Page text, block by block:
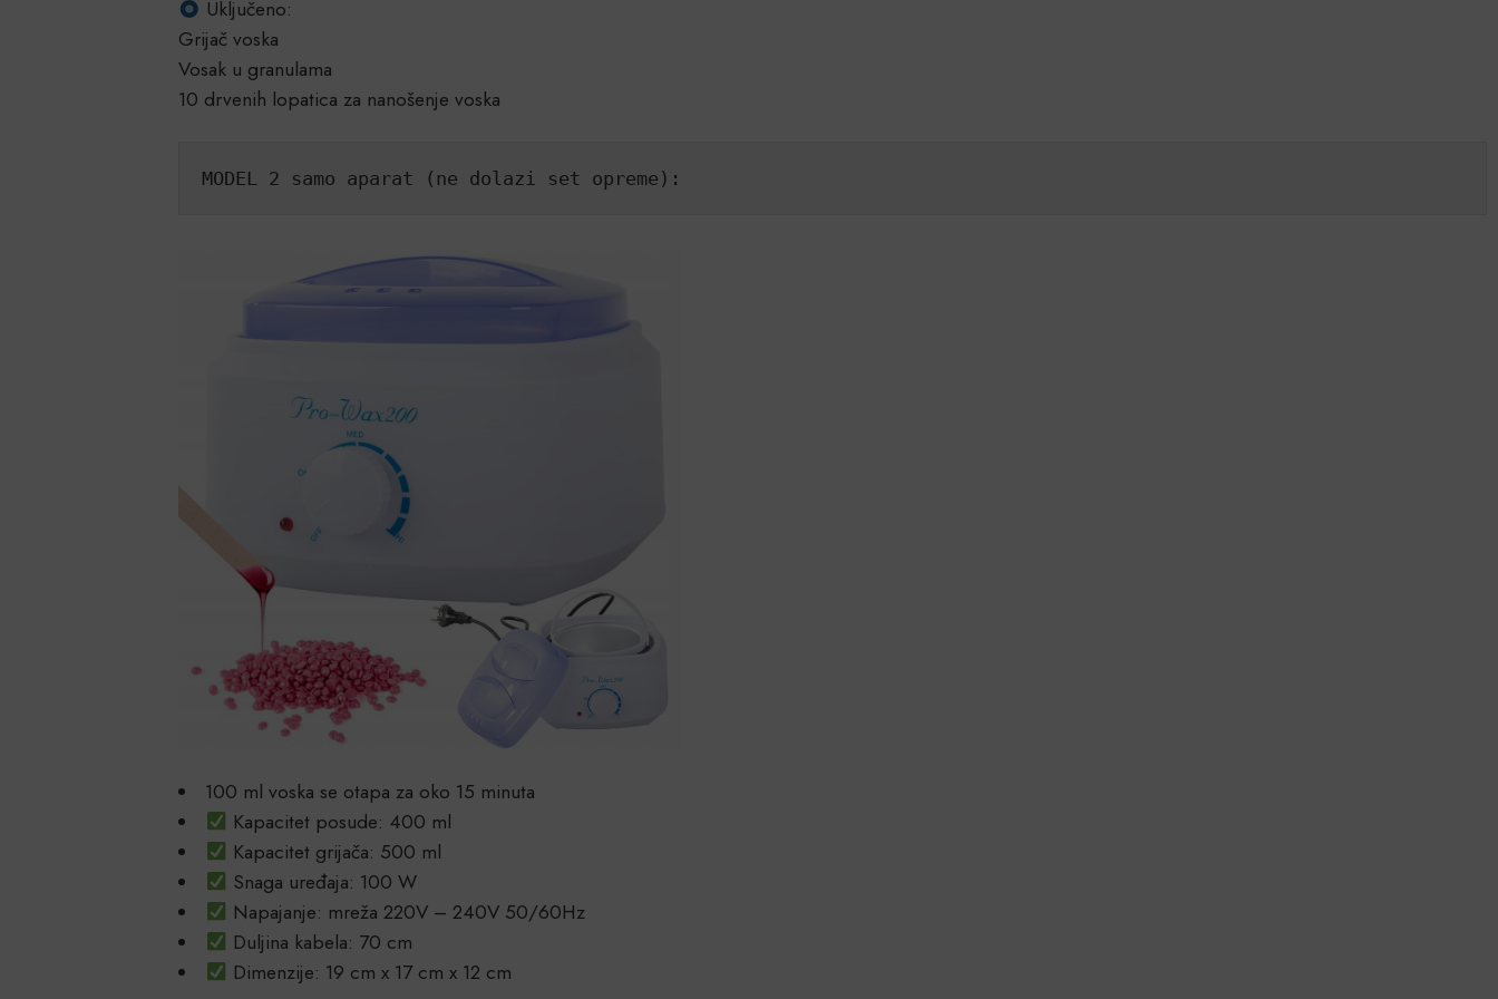
Uključeno:
Grijač voska
Vosak u granulama
10 drvenih lopatica za nanošenje voska
MODEL 2 samo aparat (ne dolazi set opreme):
100 ml voska se otapa za oko 15 minuta
Kapacitet posude: 400 ml
Kapacitet grijača: 500 ml
Snaga uređaja: 100 W
Napajanje: mreža 220V – 240V 50/60Hz
Duljina kabela: 70 cm
Dimenzije: 19 cm x 17 cm x 12 cm